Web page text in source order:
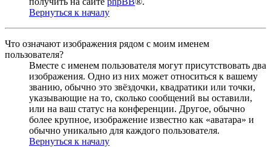
Вернуться к началу
Что означают изображения рядом с моим именем
пользователя?
Вместе с именем пользователя могут присутствовать два
изображения. Одно из них может относиться к вашему
званию, обычно это звёздочки, квадратики или точки,
указывающие на то, сколько сообщений вы оставили,
или на ваш статус на конференции. Другое, обычно
более крупное, изображение известно как «аватара» и
обычно уникально для каждого пользователя.
Вернуться к началу